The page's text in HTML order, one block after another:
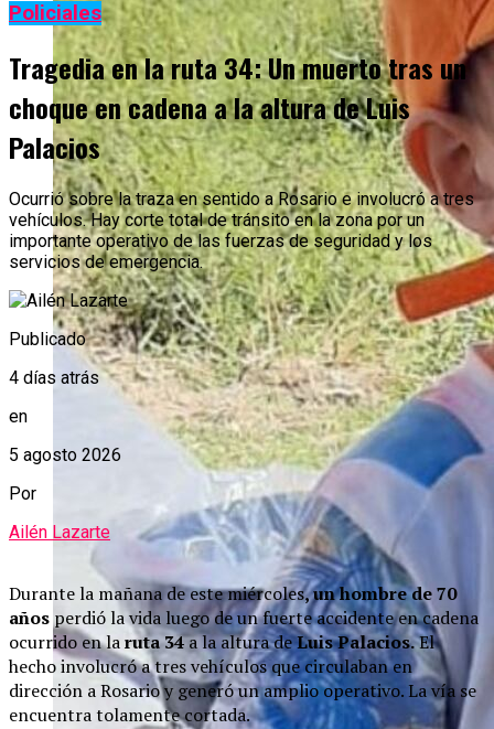
Policiales
Tragedia en la ruta 34: Un muerto tras un
choque en cadena a la altura de Luis
Palacios
Ocurrió sobre la traza en sentido a Rosario e involucró a tres
vehículos. Hay corte total de tránsito en la zona por un
importante operativo de las fuerzas de seguridad y los
servicios de emergencia.
Publicado
4 días atrás
en
5 agosto 2026
Por
Ailén Lazarte
Durante la mañana de este miércoles, un hombre de 70
años perdió la vida luego de un fuerte accidente en cadena
ocurrido en laruta 34a la altura deLuis Palacios.El
hecho involucró a tres vehículos que circulaban en
dirección a Rosario y generó un amplio operativo. La vía se
encuentra tolamente cortada.